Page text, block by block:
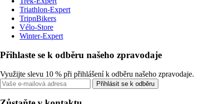
Triathlon-Expert
TripnBikers
Vélo-Store
Winter-Expert
Přihlaste se k odběru našeho zpravodaje
Využijte slevu 10 % při přihlášení k odběru našeho zpravodaje.
Přihlásit se k odběru